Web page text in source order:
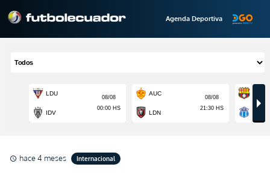
Agenda Deportiva
schedule hace 4 meses Internacional